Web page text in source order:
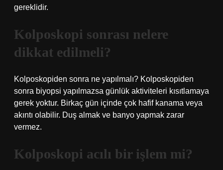
gereklidir.
Kolposkopi sonrası nelere
dikkat edilmeli?
Kolposkopiden sonra ne yapılmalı? Kolposkopiden
sonra biyopsi yapılmazsa günlük aktiviteleri kısıtlamaya
gerek yoktur. Birkaç gün içinde çok hafif kanama veya
akıntı olabilir. Duş almak ve banyo yapmak zarar
vermez.
Kolposkopi acılı bir işlem mi?